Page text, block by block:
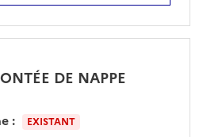
DE NAPPE
: EXISTANT